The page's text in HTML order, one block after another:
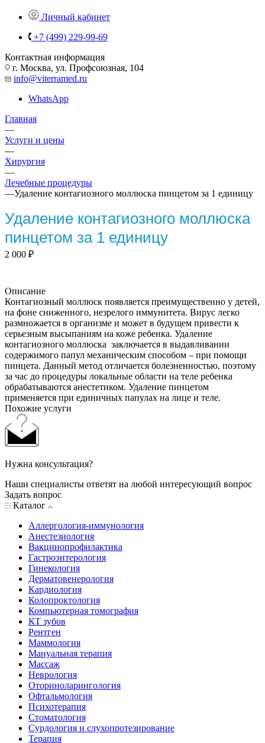
Личный кабинет
+7 (499) 229-99-69
Контактная информация
г. Москва, ул. Профсоюзная, 104
info@viterramed.ru
WhatsApp
Главная
—
Услуги и цены
—
Хирургия
—
Лечебные процедуры
—Удаление контагиозного моллюска пинцетом за 1 единицу
Удаление контагиозного моллюска
пинцетом за 1 единицу
2 000 ₽
Описание
Контагиозный моллюск появляется преимущественно у детей,
на фоне сниженного, незрелого иммунитета. Вирус легко
размножается в организме и может в будущем привести к
серьезным высыпаниям на коже ребенка. Удаление
контагиозного моллюска заключается в выдавливании
содержимого папул механическим способом – при помощи
пинцета. Данный метод отличается болезненностью, поэтому
за час до процедуры локальные области на теле ребенка
обрабатываются анестетиком. Удаление пинцетом
применяется при единичных папулах на лице и теле.
Похожие услуги
Нужна консультация?
Наши специалисты ответят на любой интересующий вопрос
Задать вопрос
Каталог
Аллергология-иммунология
Анестезиология
Вакцинопрофилактика
Гастроэнтерология
Гинекология
Дерматовенерология
Кардиология
Колопроктология
Компьютерная томография
КТ зубов
Рентген
Маммология
Мануальная терапия
Массаж
Неврология
Оториноларингология
Офтальмология
Психотерапия
Стоматология
Сурдология и слухопротезирование
Терапия